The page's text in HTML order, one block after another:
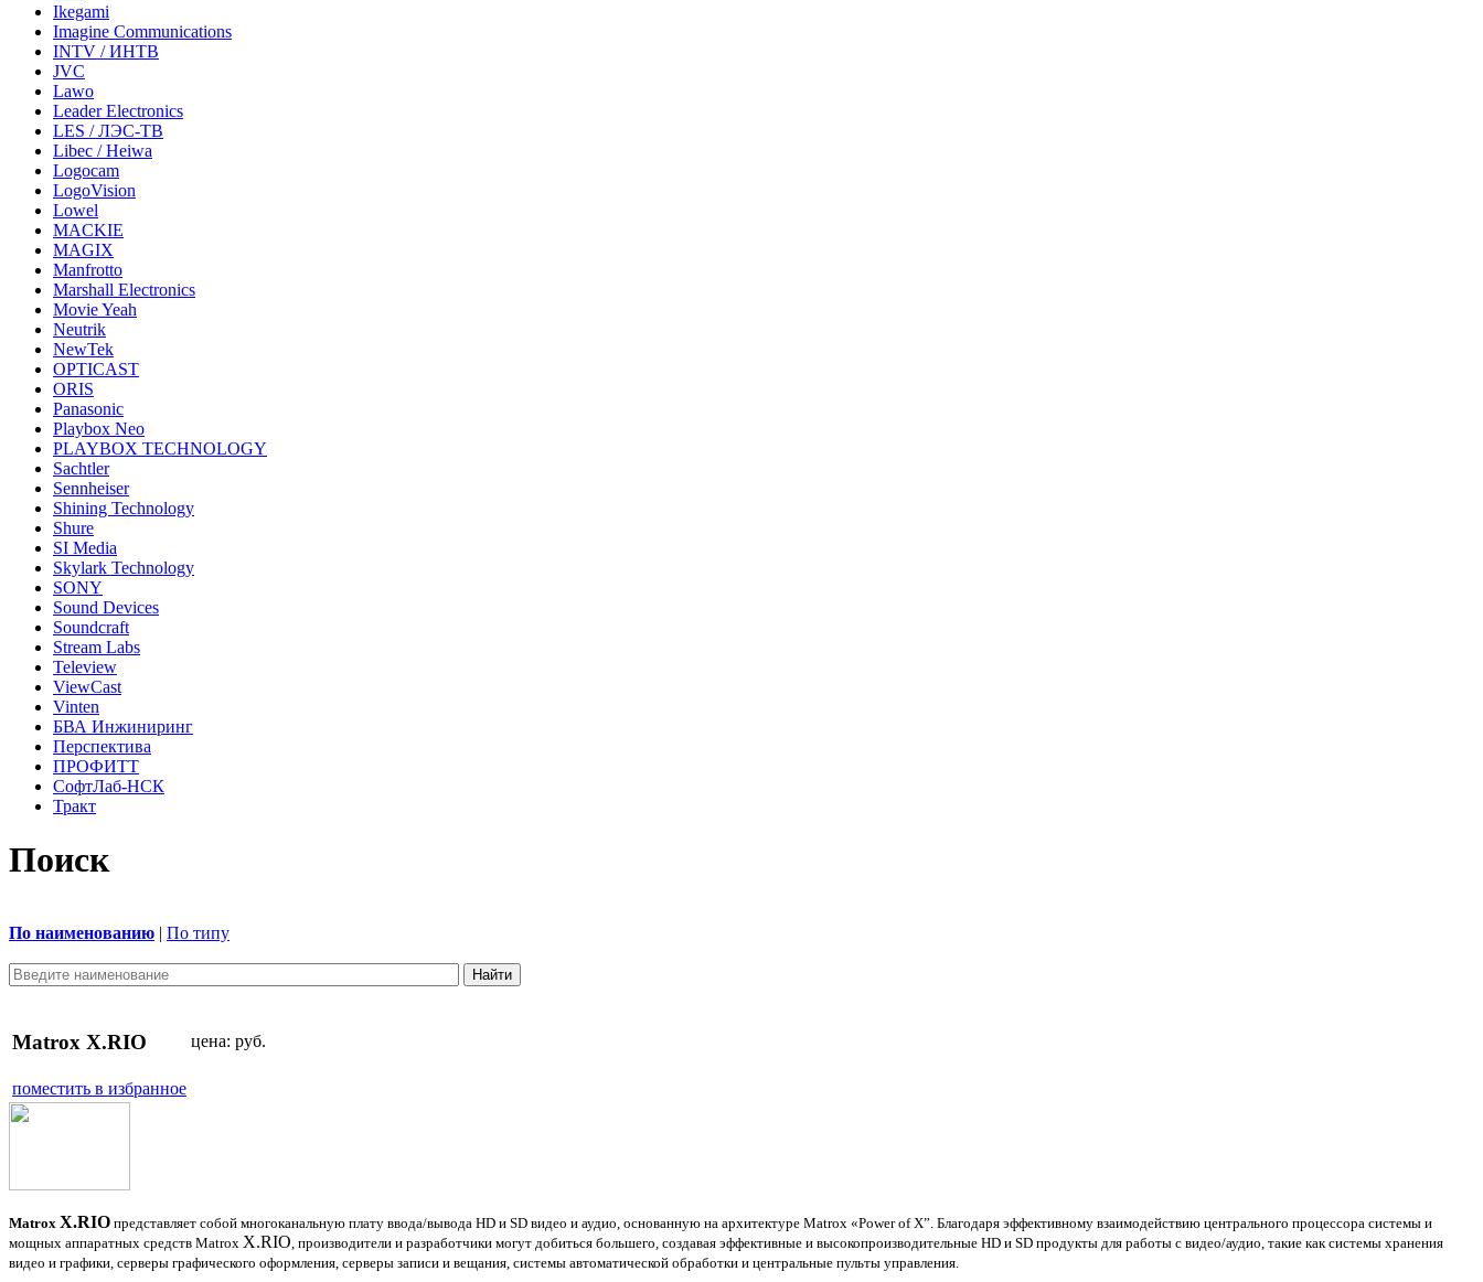
Ikegami
Imagine Communications
INTV / ИНТВ
JVC
Lawo
Leader Electronics
LES / ЛЭС-ТВ
Libec / Heiwa
Logocam
LogoVision
Lowel
MACKIE
MAGIX
Manfrotto
Marshall Electronics
Movie Yeah
Neutrik
NewTek
OPTICAST
ORIS
Panasonic
Playbox Neo
PLAYBOX TECHNOLOGY
Sachtler
Sennheiser
Shining Technology
Shure
SI Media
Skylark Technology
SONY
Sound Devices
Soundcraft
Stream Labs
Teleview
ViewCast
Vinten
БВА Инжиниринг
Перспектива
ПРОФИТТ
СофтЛаб-НСК
Тракт
Поиск
По наименованию По типу
Matrox X.RIO цена: руб.
поместить в избранное
Matrox X.RIO представляет собой многоканальную плату ввода/вывода HD и SD видео и аудио, основанную на архитектуре Matrox «Power of X”. Благодаря эффективному взаимодействию центрального процессора системы и
мощных аппаратных средств Matrox X.RIO, производители и разработчики могут добиться большего, создавая эффективные и высокопроизводительные HD и SD продукты для работы с видео/аудио, такие как системы хранения
видео и графики, серверы графического оформления, серверы записи и вещания, системы автоматической обработки и центральные пульты управления.